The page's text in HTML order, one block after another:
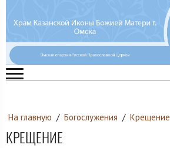
На главную / Богослужения / Крещение
КРЕЩЕНИЕ